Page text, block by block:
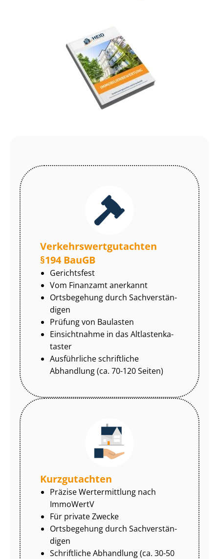
Ver­kehrs­wert­gut­ach­ten
§194 BauGB
Gerichtsfest
Vom Finanzamt anerkannt
Ortsbegehung durch Sach­ver­stän­
di­gen
Prüfung von Baulasten
Einsichtnahme in das Alt­las­ten­ka­
tas­ter
Ausführliche schriftliche
Abhandlung (ca. 70-120 Seiten)
Kurzgutachten
Präzise Wertermittlung nach
ImmoWertV
Für private Zwecke
Ortsbegehung durch Sach­ver­stän­
di­gen
Schriftliche Abhandlung (ca. 30-50